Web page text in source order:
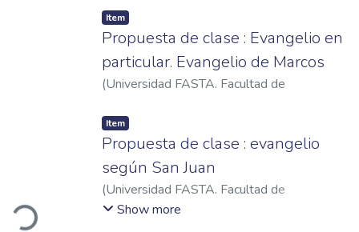
Item
Propuesta de clase : Evangelio en
particular. Evangelio de Marcos
(Universidad FASTA. Facultad de
Loading...
Item
Propuesta de clase : evangelio
según San Juan
(Universidad FASTA. Facultad de
Humanidades,
Show more